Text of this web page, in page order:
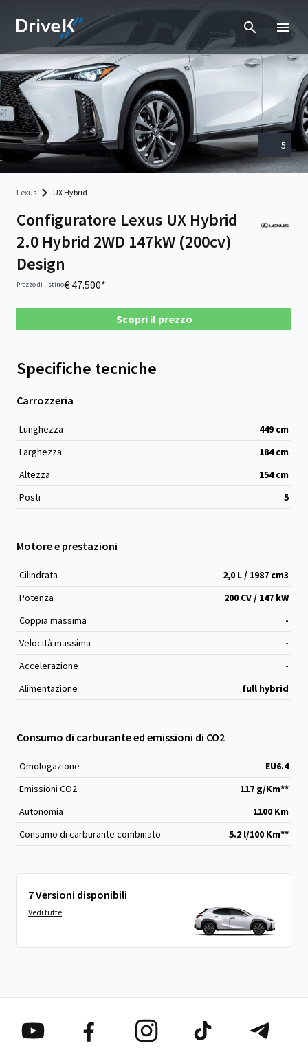
5
Lexus UX Hybrid
Configuratore Lexus UX Hybrid
2.0 Hybrid 2WD 147kW (200cv)
Design
Prezzo di listino€ 47.500*
Scopri il prezzo
Specifiche tecniche
Carrozzeria
Lunghezza 449 cm
Larghezza
184cm
Altezza
154cm
Posti
5
Motore e prestazioni
Cilindrata 2,0 L / 1987 cm3
Potenza
200 CV / 147 kW
Coppia massima
-
Velocità massima
-
Accelerazione
-
Alimentazione
full hybrid
Consumo di carburante ed emissioni di CO2
Omologazione
EU6.4
Emissioni CO2
117 g/Km**
Autonomia
1100 Km
Consumo di carburante combinato
5.2 l/100 Km**
7 Versioni disponibili
Vedi tutte